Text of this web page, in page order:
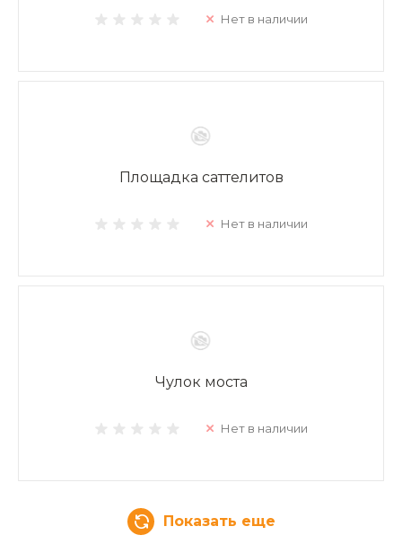
Нет в наличии
Площадка саттелитов
Нет в наличии
Чулок моста
Нет в наличии
Показать еще